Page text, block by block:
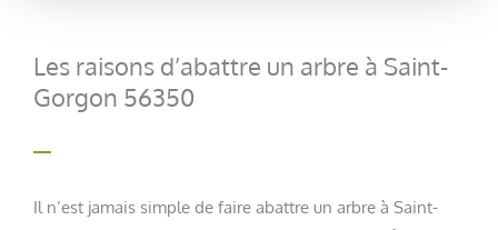
Les raisons d’abattre un arbre à Saint-
Gorgon 56350
Il n’est jamais simple de faire abattre un arbre à Saint-